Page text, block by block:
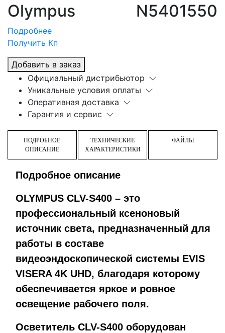
Olympus N5401550
Подробнее
Получить Кп
Добавить в заказ
Официальный дистрибьютор
Уникальные условия оплаты
Оперативная доставка
Гарантия и сервис
ПОДРОБНОЕ
ОПИСАНИЕ
ТЕХНИЧЕСКИЕ
ХАРАКТЕРИСТИКИ
ФАЙЛЫ
Подробное описание
OLYMPUS CLV-S400 – это
профессиональный ксеноновый
источник света, предназначенный для
работы в составе
видеоэндоскопической системы EVIS
VISERA 4K UHD, благодаря которому
обеспечивается яркое и ровное
освещение рабочего поля.
Осветитель CLV-S400 оборудован